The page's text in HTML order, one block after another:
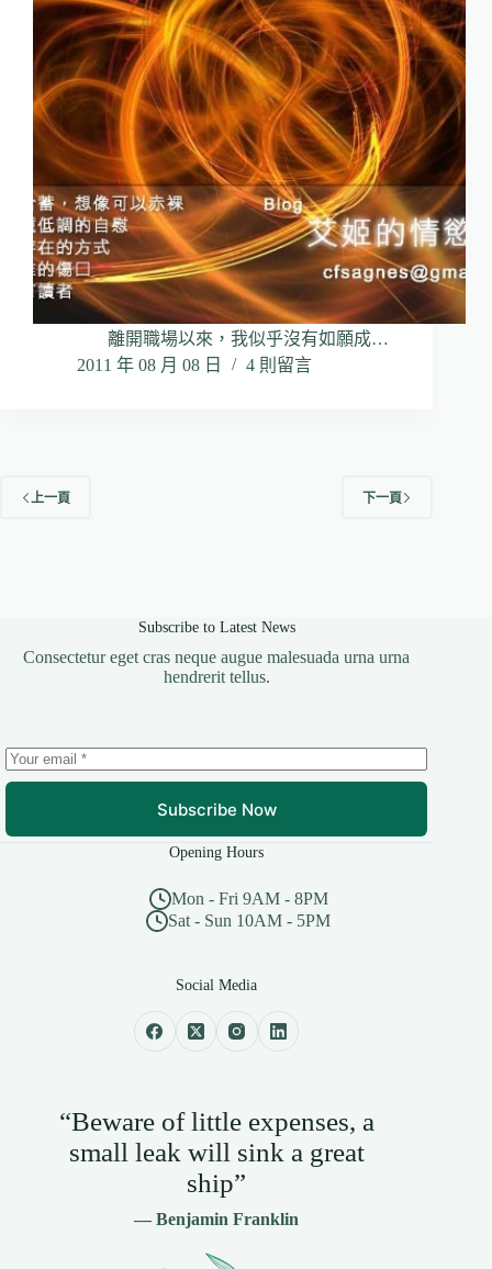
離開職場以來，我似乎沒有如願成…
2011 年 08 月 08 日
4 則留言
上一頁 下一頁
Subscribe to Latest News
Consectetur eget cras neque augue malesuada urna urna
hendrerit tellus.
Subscribe Now
Opening Hours
Mon - Fri 9AM - 8PM
Sat - Sun 10AM - 5PM
Social Media
“Beware of little expenses, a
small leak will sink a great
ship”
— Benjamin Franklin